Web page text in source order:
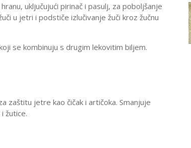
uključujući pirinač i pasulj, za poboljšanje
u jetri i podstiče izlučivanje žuči kroz žučnu
se kombinuju s drugim lekovitim biljem.
zaštitu jetre kao čičak i artičoka. Smanjuje
žutice.